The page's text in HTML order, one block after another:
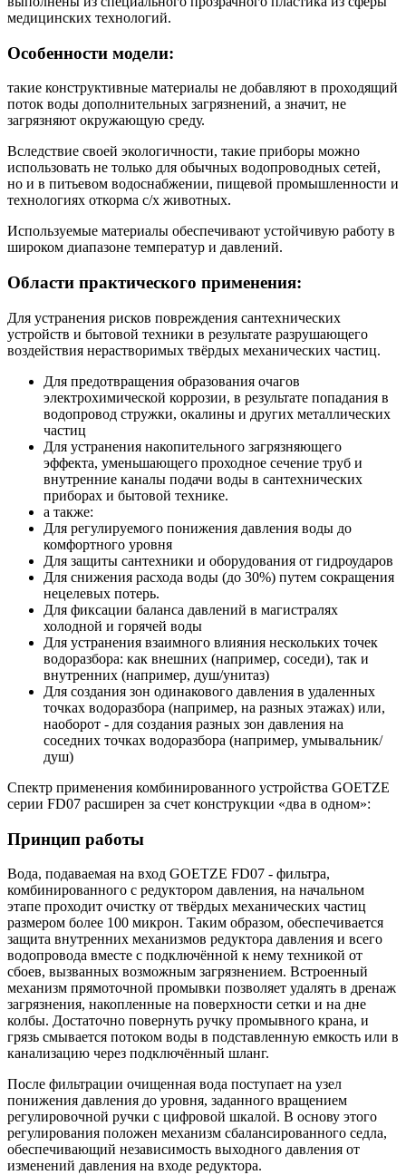
медицинских технологий.
Особенности модели:
такие конструктивные материалы не добавляют в проходящий
поток воды дополнительных загрязнений, а значит, не
загрязняют окружающую среду.
Вследствие своей экологичности, такие приборы можно
использовать не только для обычных водопроводных сетей,
но и в питьевом водоснабжении, пищевой промышленности и
технологиях откорма с/х животных.
Используемые материалы обеспечивают устойчивую работу в
широком диапазоне температур и давлений.
Области практического применения:
Для устранения рисков повреждения сантехнических
устройств и бытовой техники в результате разрушающего
воздействия нерастворимых твёрдых механических частиц.
Для предотвращения образования очагов
электрохимической коррозии, в результате попадания в
водопровод стружки, окалины и других металлических
частиц
Для устранения накопительного загрязняющего
эффекта, уменьшающего проходное сечение труб и
внутренние каналы подачи воды в сантехнических
приборах и бытовой технике.
а также:
Для регулируемого понижения давления воды до
комфортного уровня
Для защиты сантехники и оборудования от гидроударов
Для снижения расхода воды (до 30%) путем сокращения
нецелевых потерь.
Для фиксации баланса давлений в магистралях
холодной и горячей воды
Для устранения взаимного влияния нескольких точек
водоразбора: как внешних (например, соседи), так и
внутренних (например, душ/унитаз)
Для создания зон одинакового давления в удаленных
точках водоразбора (например, на разных этажах) или,
наоборот - для создания разных зон давления на
соседних точках водоразбора (например, умывальник/
душ)
Спектр применения комбинированного устройства GOETZE
серии FD07 расширен за счет конструкции «два в одном»:
Принцип работы
Вода, подаваемая на вход GOETZE FD07 - фильтра,
комбинированного с редуктором давления, на начальном
этапе проходит очистку от твёрдых механических частиц
размером более 100 микрон. Таким образом, обеспечивается
защита внутренних механизмов редуктора давления и всего
водопровода вместе с подключённой к нему техникой от
сбоев, вызванных возможным загрязнением. Встроенный
механизм прямоточной промывки позволяет удалять в дренаж
загрязнения, накопленные на поверхности сетки и на дне
колбы. Достаточно повернуть ручку промывного крана, и
грязь смывается потоком воды в подставленную емкость или в
канализацию через подключённый шланг.
После фильтрации очищенная вода поступает на узел
понижения давления до уровня, заданного вращением
регулировочной ручки с цифровой шкалой. В основу этого
регулирования положен механизм сбалансированного седла,
обеспечивающий независимость выходного давления от
изменений давления на входе редуктора.